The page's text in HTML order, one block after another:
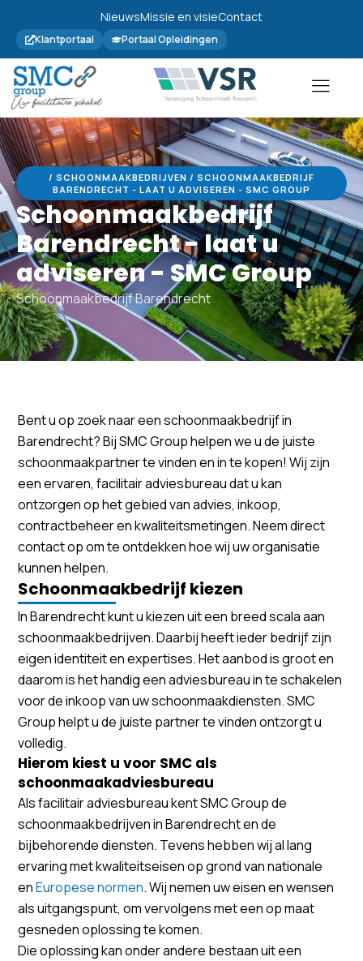
NieuwsMissie en visieContact
Klantportaal Portaal Opleidingen
/ SCHOONMAAKBEDRIJVEN / SCHOONMAAKBEDRIJF
BARENDRECHT - LAAT U ADVISEREN - SMC GROUP
Schoonmaakbedrijf
Barendrecht - laat u
adviseren - SMC Group
Schoonmaakbedrijf Barendrecht
Bent u op zoek naar een schoonmaakbedrijf in
Barendrecht? Bij SMC Group helpen we u de juiste
schoonmaakpartner te vinden en in te kopen! Wij zijn
een ervaren, facilitair adviesbureau dat u kan
ontzorgen op het gebied van advies, inkoop,
contractbeheer en kwaliteitsmetingen. Neem direct
contact op om te ontdekken hoe wij uw organisatie
kunnen helpen.
Schoonmaakbedrijf kiezen
In Barendrecht kunt u kiezen uit een breed scala aan
schoonmaakbedrijven. Daarbij heeft ieder bedrijf zijn
eigen identiteit en expertises. Het aanbod is groot en
daarom is het handig een adviesbureau in te schakelen
voor de inkoop van uw schoonmaakdiensten. SMC
Group helpt u de juiste partner te vinden ontzorgt u
volledig.
Hierom kiest u voor SMC als
schoonmaakadviesbureau
Als facilitair adviesbureau kent SMC Group de
schoonmaakbedrijven in Barendrecht en de
bijbehorende diensten. Tevens hebben wij al lang
ervaring met kwaliteitseisen op grond van nationale
enEuropese normen. Wij nemen uw eisen en wensen
als uitgangspunt, om vervolgens met een op maat
gesneden oplossing te komen.
Die oplossing kan onder andere bestaan uit een